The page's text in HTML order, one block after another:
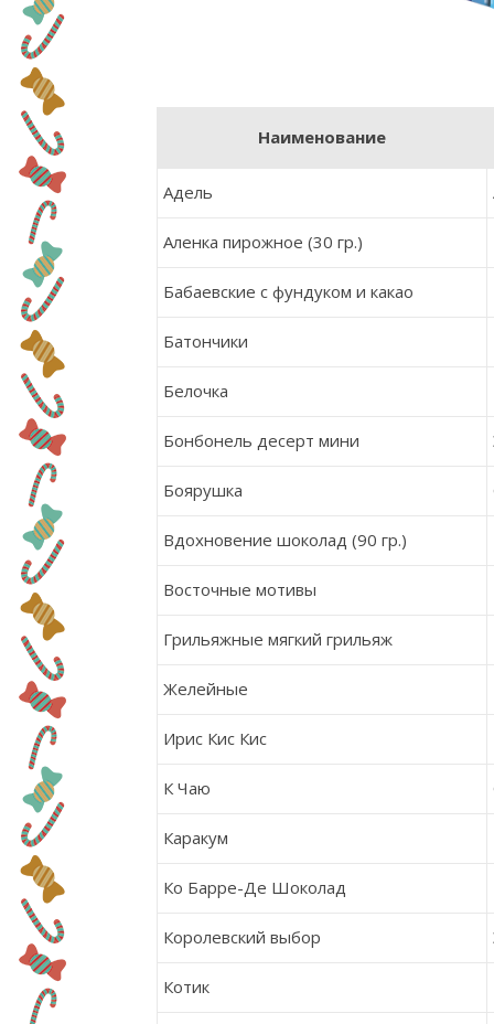
Наименование
Адель
Аленка пирожное (30 гр.)
Бабаевские с фундуком и какао
Батончики
Белочка
Бонбонель десерт мини
Боярушка
Вдохновение шоколад (90 гр.)
Восточные мотивы
Грильяжные мягкий грильяж
Желейные
Ирис Кис Кис
К Чаю
Каракум
Ко Барре-Де Шоколад
Королевский выбор
Котик